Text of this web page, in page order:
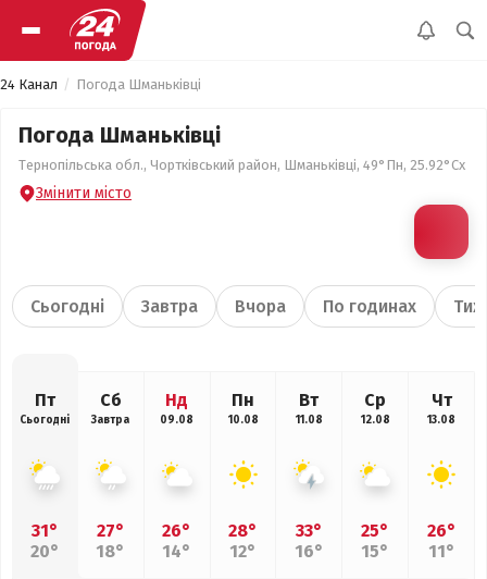
24 Канал Погода Шманьківці
Погода Шманьківці
Тернопільська обл., Чортківський район, Шманьківці, 49°Пн, 25.92°Сх
Змінити місто
Сьогодні Завтра Вчора По годинах
Пт
Сьогодні
31°
20°
Сб
Завтра
27°
18°
Нд
09.08
26°
14°
Пн
10.08
28°
12°
Вт
11.08
33°
16°
Ср
12.08
25°
15°
Чт
13.08
26°
11°